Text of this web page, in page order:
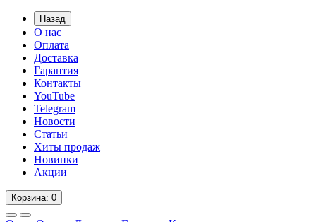
Назад
О нас
Оплата
Доставка
Гарантия
Контакты
YouTube
Telegram
Новости
Статьи
Хиты продаж
Новинки
Акции
Корзина: 0